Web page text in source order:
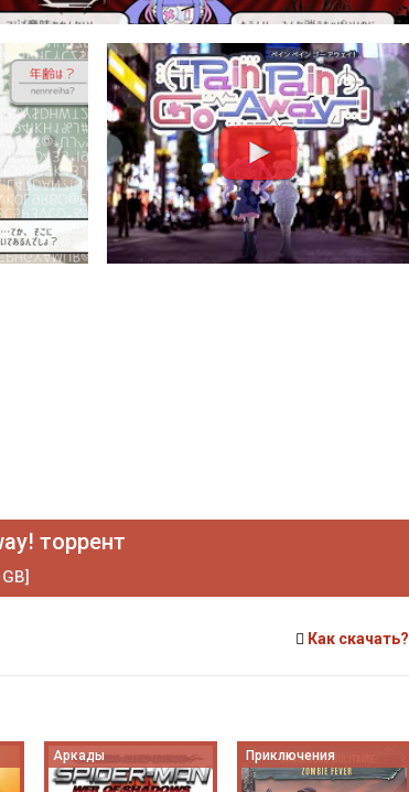
торрент
Как скачать?
Аркады Приключения